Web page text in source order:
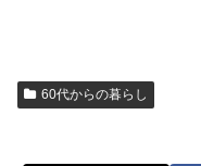
60代からの暮らし